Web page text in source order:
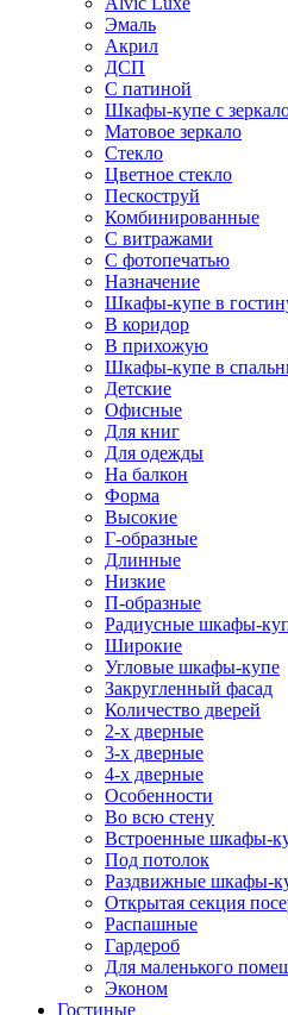
Эмаль
Акрил
ДСП
С патиной
Шкафы-купе с
Матовое зеркало
Стекло
Цветное стекло
Пескоструй
Комбинированные
С витражами
С фотопечатью
Назначение
Шкафы-купе в
В коридор
В прихожую
Шкафы-купе в
Детские
Офисные
Для книг
Для одежды
На балкон
Форма
Высокие
Г-образные
Длинные
Низкие
П-образные
Радиусные шкафы-
Широкие
Угловые шкафы-купе
Закругленный фасад
Количество дверей
2-х дверные
3-х дверные
4-х дверные
Особенности
Во всю стену
Встроенные шкафы-
Под потолок
Раздвижные шкафы-
Открытая секция
Распашные
Гардероб
Для маленького
Эконом
Гостиные